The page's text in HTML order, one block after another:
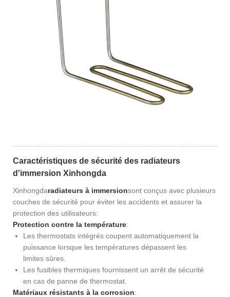
Caractéristiques de sécurité des radiateurs
d'immersion Xinhongda
Xinhongdaradiateurs à immersionsont conçus avec plusieurs
couches de sécurité pour éviter les accidents et assurer la
protection des utilisateurs:
Protection contre la température:
Les thermostats intégrés coupent automatiquement la
puissance lorsque les températures dépassent les
limites sûres.
Les fusibles thermiques fournissent un arrêt de sécurité
en cas de panne de thermostat.
Matériaux résistants à la corrosion: